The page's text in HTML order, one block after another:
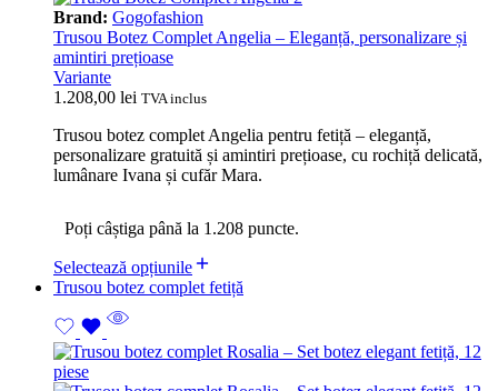
Brand: Gogofashion
Trusou Botez Complet Angelia – Eleganță, personalizare și
amintiri prețioase
Variante
1.208,00 lei TVA inclus
Trusou botez complet Angelia pentru fetiță – eleganță,
personalizare gratuită și amintiri prețioase, cu rochiță delicată,
lumânare Ivana și cufăr Mara.
Poți câștiga până la 1.208 puncte.
Selectează opțiunile
Trusou botez complet fetiță